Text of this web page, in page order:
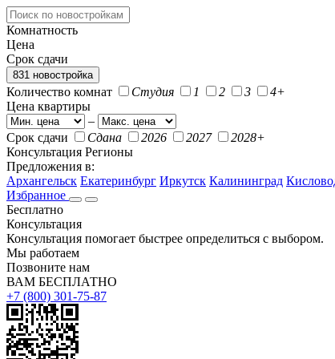
Комнатность
Цена
Срок сдачи
831 новостройка
Количество комнат Студия 1 2 3
4+
Цена квартиры
–
Срок сдачи
Сдана 2026 2027
2028+
Консультация Регионы
Предложения в:
Архангельск Екатеринбург Иркутск Калининград
Избранное
Бесплатно
Консультация
Консультация помогает быстрее определиться с выбором.
Мы работаем
Позвоните нам
ВАМ БЕСПЛАТНО
+7 (800) 301-75-87